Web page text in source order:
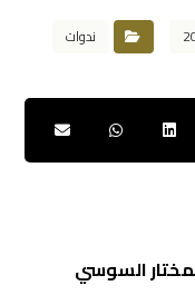
ندوات
السوسي